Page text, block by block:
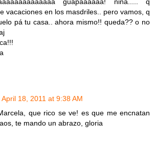
vacaciones en los masdriles.. pero vamos, q
pá tu casa.. ahora mismo!! queda?? o no
April 18, 2011 at 9:38 AM
que rico se ve! es que me encnatan
te mando un abrazo, gloria